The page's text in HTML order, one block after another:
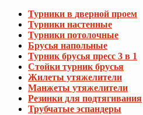
Турники в дверной проем
Турники настенные
Турники потолочные
Брусья напольные
Турник брусья пресс 3 в 1
Стойки турник брусья
Жилеты утяжелители
Манжеты утяжелители
Резинки для подтягивания
Трубчатые эспандеры